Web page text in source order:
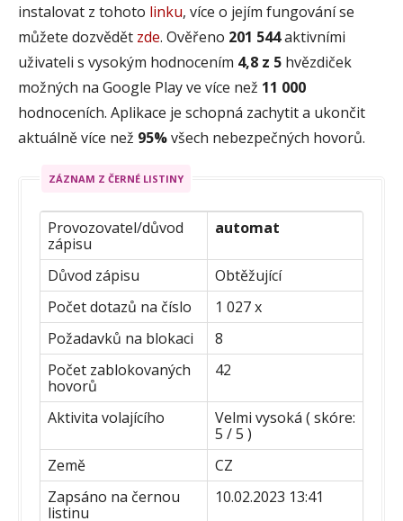
instalovat z tohoto linku, více o jejím fungování se
můžete dozvědět zde. Ověřeno 201 544aktivními
uživateli s vysokým hodnocením 4,8 z 5 hvězdiček
možných na Google Play ve více než 11 000
hodnoceních. Aplikace je schopná zachytit a ukončit
aktuálně více než 95%všech nebezpečných hovorů.
ZÁZNAM Z ČERNÉ LISTINY
Provozovatel/důvod
zápisu
automat
Důvod zápisu
Obtěžující
Počet dotazů na číslo
1 027 x
Požadavků na blokaci
8
Počet zablokovaných
hovorů
42
Aktivita volajícího
Velmi vysoká ( skóre:
5 / 5 )
Země
CZ
Zapsáno na černou
listinu
10.02.2023 13:41